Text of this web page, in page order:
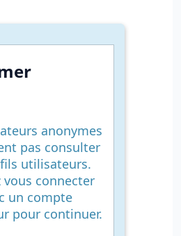
anonymes
pas consulter
utilisateurs.
vous connecter
un compte
pour continuer.